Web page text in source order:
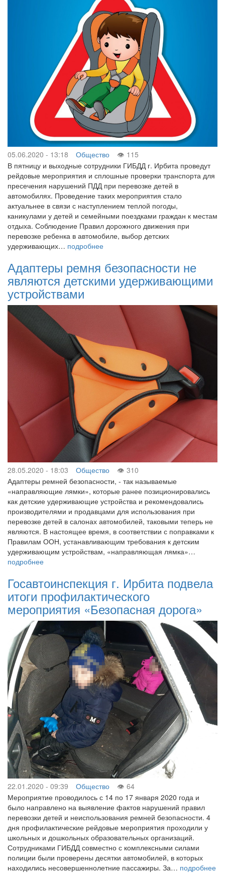
05.06.2020 - 13:18 Общество
115
В пятницу и выходные сотрудники ГИБДД г. Ирбита проведут
рейдовые мероприятия и сплошные проверки транспорта для
пресечения нарушений ПДД при перевозке детей в
автомобилях. Проведение таких мероприятия стало
актуальнее в связи с наступлением теплой погоды,
каникулами у детей и семейными поездками граждан к местам
отдыха. Соблюдение Правил дорожного движения при
перевозке ребенка в автомобиле, выбор детских
удерживающих… подробнее
Адаптеры ремня безопасности не
являются детскими удерживающими
устройствами
28.05.2020 - 18:03 Общество
310
Адаптеры ремней безопасности, - так называемые
«направляющие лямки», которые ранее позиционировались
как детские удерживающие устройства и рекомендовались
производителями и продавцами для использования при
перевозке детей в салонах автомобилей, таковыми теперь не
являются. В настоящее время, в соответствии с поправками к
Правилам ООН, устанавливающим требования к детским
удерживающим устройствам, «направляющая лямка»…
подробнее
Госавтоинспекция г. Ирбита подвела
итоги профилактического
мероприятия «Безопасная дорога»
22.01.2020 - 09:39 Общество
64
Мероприятие проводилось с 14 по 17 января 2020 года и
было направлено на выявление фактов нарушений правил
перевозки детей и неиспользования ремней безопасности. 4
дня профилактические рейдовые мероприятия проходили у
школьных и дошкольных образовательных организаций.
Сотрудниками ГИБДД совместно с комплексными силами
полиции были проверены десятки автомобилей, в которых
находились несовершеннолетние пассажиры. За… подробнее